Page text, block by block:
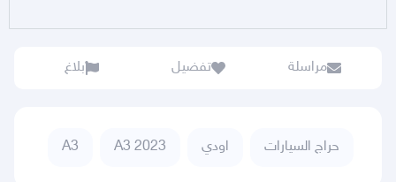
مراسلة تفضيل بلاغ
حراج السيارات اودي A3 2023
A3